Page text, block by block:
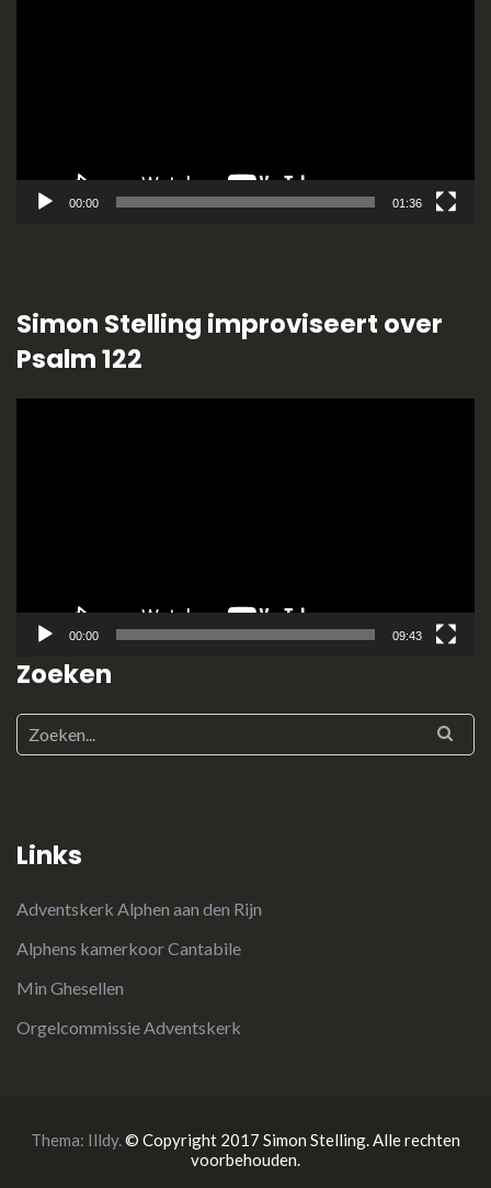
00:00 01:36
Simon Stelling improviseert over
Psalm 122
00:00 09:43
Zoeken
Links
Adventskerk Alphen aan den Rijn
Alphens kamerkoor Cantabile
Min Ghesellen
Orgelcommissie Adventskerk
Thema: Illdy.© Copyright 2017 Simon Stelling. Alle rechten
voorbehouden.